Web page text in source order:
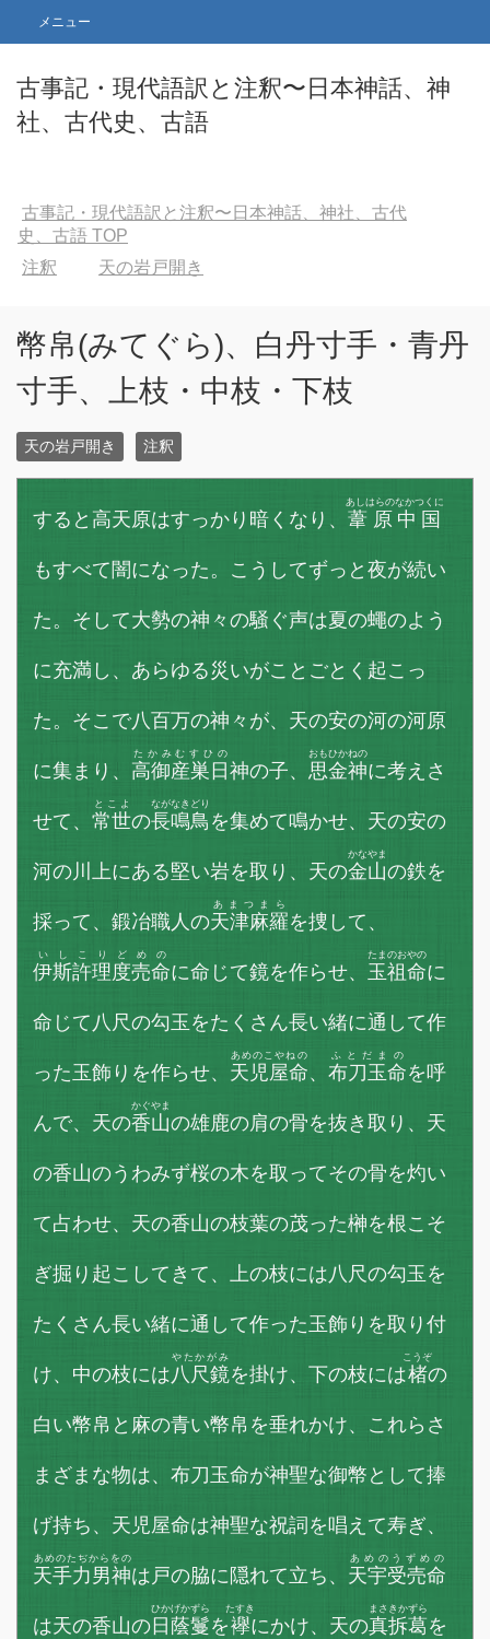
古事記・現代語訳と注釈〜日本神話、神
社、古代史、古語
メニュー
古事記・現代語訳と注釈〜日本神話、神社、古代
史、古語 TOP
注釈
天の岩戸開き
幣帛(みてぐら)、白丹寸手・青丹
寸手、上枝・中枝・下枝
天の岩戸開き 注釈
すると高天原はすっかり暗くなり、 葦原中国
あしはらのなかつくに
もすべて闇になった。こうしてずっと夜が続い
た。そして大勢の神々の騒ぐ声は夏の蠅のよう
に充満し、あらゆる災いがことごとく起こっ
た。そこで八百万の神々が、天の安の河の河原
に集まり、 高御産巣日
たかみむすひの
神の子、 思金神
おもひかねの
に考えさ
せて、 常世
とこよ
の長鳴鳥
ながなきどり
を集めて鳴かせ、天の安の
河の川上にある堅い岩を取り、天の金山
かなやま
の鉄を
採って、鍛冶職人の天津麻羅
あまつまら
を捜して、
伊斯許理度売命
いしこりどめの
に命じて鏡を作らせ、 玉祖命
たまのおやの
に
命じて八尺の勾玉をたくさん長い緒に通して作
った玉飾りを作らせ、 天児屋命
あめのこやねの
、 布刀玉命
ふとだまの
を呼
んで、天の香山
かぐやま
の雄鹿の肩の骨を抜き取り、天
の香山のうわみず桜の木を取ってその骨を灼い
て占わせ、天の香山の枝葉の茂った榊を根こそ
ぎ掘り起こしてきて、上の枝には八尺の勾玉を
たくさん長い緒に通して作った玉飾りを取り付
け、中の枝には八尺鏡
やたかがみ
を掛け、下の枝には楮
こうぞ
の
白い幣帛と麻の青い幣帛を垂れかけ、これらさ
まざまな物は、布刀玉命が神聖な御幣として捧
げ持ち、天児屋命は神聖な祝詞を唱えて寿ぎ、
天手力男神
あめのたぢからをの
は戸の脇に隠れて立ち、 天宇受売命
あめのうずめの
は天の香山の日蔭鬘
ひかげかずら
を襷
たすき
にかけ、天の真拆葛
まさきかずら
を